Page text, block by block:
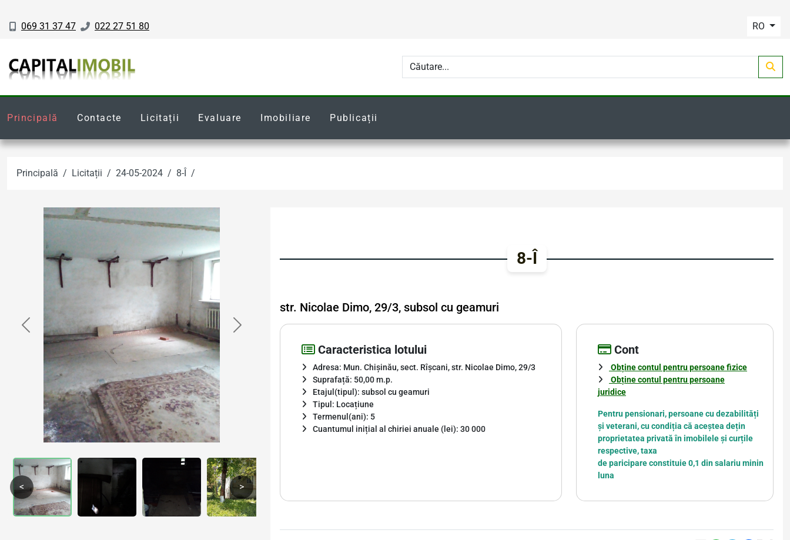
069 31 37 47 022 27 51 80 RO
Principală Contacte Licitații Evaluare Imobiliare Publicații
Principală Licitații 24-05-2024 8-Î
Previous Next
< >
8-Î
str. Nicolae Dimo, 29/3, subsol cu geamuri
Caracteristica lotului
Adresa: Mun. Chișinău, sect. Rîșcani, str. Nicolae Dimo, 29/3
Suprafață: 50,00 m.p.
Etajul(tipul): subsol cu geamuri
Tipul: Locațiune
Termenul(ani): 5
Cuantumul inițial al chiriei anuale (lei): 30 000
Cont
Obține contul pentru persoane fizice
Obține contul pentru persoane
juridice
Pentru pensionari, persoane cu dezabilități
și veterani, cu condiția că aceștea dețin
proprietatea privată în imobilele și curțile
respective, taxa
de paricipare constituie 0,1 din salariu minin
luna